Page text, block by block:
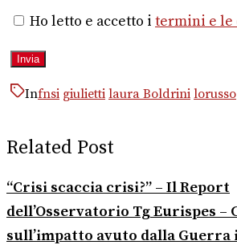
Ho letto e accetto i termini e le
Infnsi giulietti laura Boldrini lorusso
Related Post
“Crisi scaccia crisi?” – Il Report
dell’Osservatorio Tg Eurispes –
sull’impatto avuto dalla Guerra